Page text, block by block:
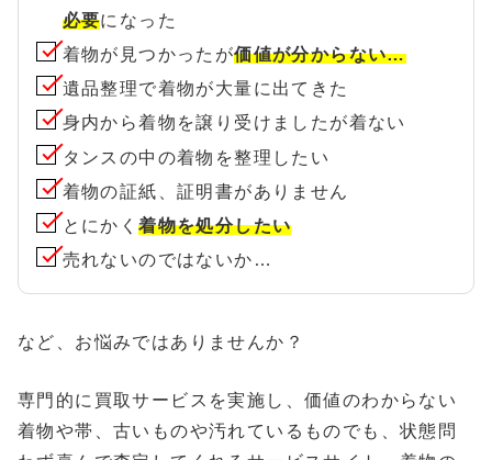
必要になった
着物が見つかったが価値が分からない…
遺品整理で着物が大量に出てきた
身内から着物を譲り受けましたが着ない
タンスの中の着物を整理したい
着物の証紙、証明書がありません
とにかく着物を処分したい
売れないのではないか…
など、お悩みではありませんか？
専門的に買取サービスを実施し、価値のわからない
着物や帯、古いものや汚れているものでも、状態問